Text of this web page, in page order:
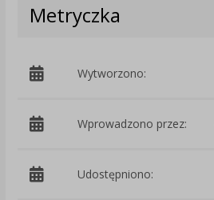
Metryczka
Wytworzono:
Wprowadzono przez:
Udostępniono: